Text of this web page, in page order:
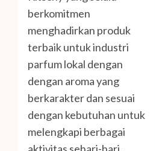
berkomitmen
menghadirkan produk
terbaik untuk industri
parfum lokal dengan
dengan aroma yang
berkarakter dan sesuai
dengan kebutuhan untuk
melengkapi berbagai